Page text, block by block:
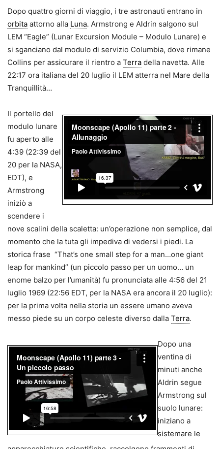
Dopo quattro giorni di viaggio, i tre astronauti entrano in
orbita attorno alla Luna. Armstrong e Aldrin salgono sul
LEM “Eagle” (Lunar Excursion Module – Modulo Lunare) e
si sganciano dal modulo di servizio Columbia, dove rimane
Collins per assicurare il rientro a Terra della navetta. Alle
22:17 ora italiana del 20 luglio il LEM atterra nel Mare della
Tranquillità…
Il portello del
modulo lunare
fu aperto alle
4:39 (22:39 del
20 per la NASA,
EDT), e
Armstrong
iniziò a
scendere i
nove scalini della scaletta: un’operazione non semplice, dal
momento che la tuta gli impediva di vedersi i piedi. La
storica frase “That’s one small step for a man…one giant
leap for mankind” (un piccolo passo per un uomo… un
enome balzo per l’umanità) fu pronunciata alle 4:56 del 21
luglio 1969 (22:56 EDT, per la NASA era ancora il 20 luglio):
per la prima volta nella storia un essere umano aveva
messo piede su un corpo celeste diverso dalla Terra.
Dopo una
ventina di
minuti anche
Aldrin segue
Armstrong sul
suolo lunare:
iniziano a
sistemare le